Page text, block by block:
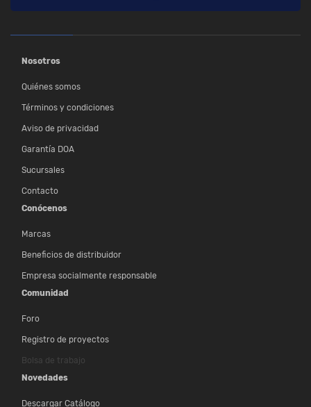
Nosotros
Quiénes somos
Términos y condiciones
Aviso de privacidad
Garantía DOA
Sucursales
Contacto
Conócenos
Marcas
Beneficios de distribuidor
Empresa socialmente responsable
Comunidad
Foro
Registro de proyectos
Bolsa de trabajo
Novedades
Descargar Catálogo